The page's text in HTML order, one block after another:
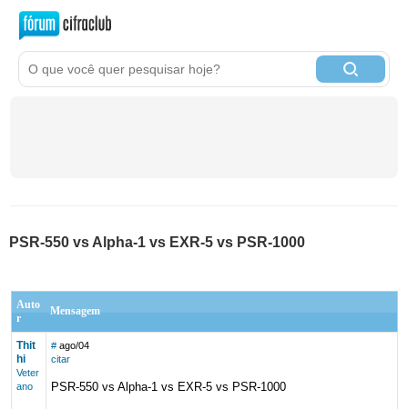
PSR-550 vs Alpha-1 vs EXR-5 vs PSR-1000
Auto
r
Mensagem
Thit
hi
Veter
ano
# ago/04
citar
PSR-550 vs Alpha-1 vs EXR-5 vs PSR-1000